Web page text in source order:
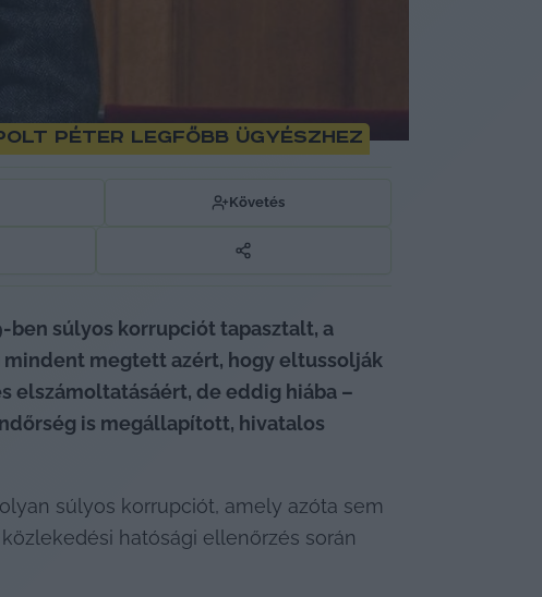
Péter legfőbb ügyészhez
Követés
ben súlyos korrupciót tapasztalt, a
megtett azért, hogy eltussolják
elszámoltatásáért, de eddig hiába –
is megállapított, hivatalos
súlyos korrupciót, amely azóta sem
hatósági ellenőrzés során